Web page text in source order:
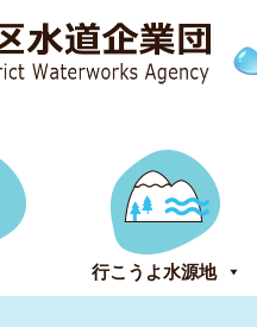
行こうよ水源地